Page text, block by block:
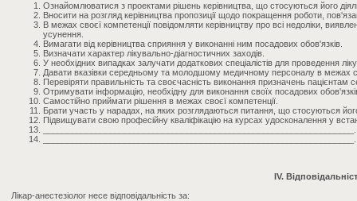
Ознайомлюватися з проектами рішень керівництва, що стосуються його
Вносити на розгляд керівництва пропозиції щодо покращення роботи,
В межах своєї компетенції повідомляти керівництву про всі недоліки,
усунення.
Вимагати від керівництва сприяння у виконанні ним посадових обов'язків.
Визначати характер лікувально-діагностичних заходів.
У необхідних випадках залучати додаткових спеціалістів для проведення
Давати вказівки середньому та молодшому медичному персоналу в межах
Перевіряти правильність та своєчасність виконання призначень
Отримувати інформацію, необхідну для виконання своїх посадових
Самостійно приймати рішення в межах своєї компетенції.
Брати участь у нарадах, на яких розглядаються питання, що стосуються
Підвищувати свою професійну кваліфікацію на курсах удосконалення у
IV.
Лікар-анестезіолог несе відповідальність за: